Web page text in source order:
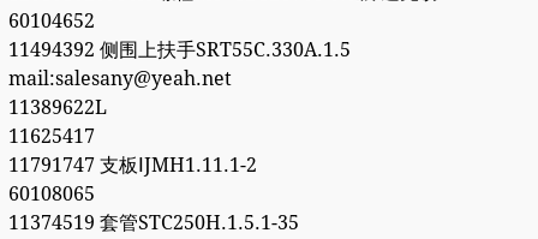
60104652
11494392 侧围上扶手SRT55C.330A.1.5
mail:salesany@yeah.net
11389622L
11625417
11791747 支板ⅠJMH1.11.1-2
60108065
11374519 套管STC250H.1.5.1-35